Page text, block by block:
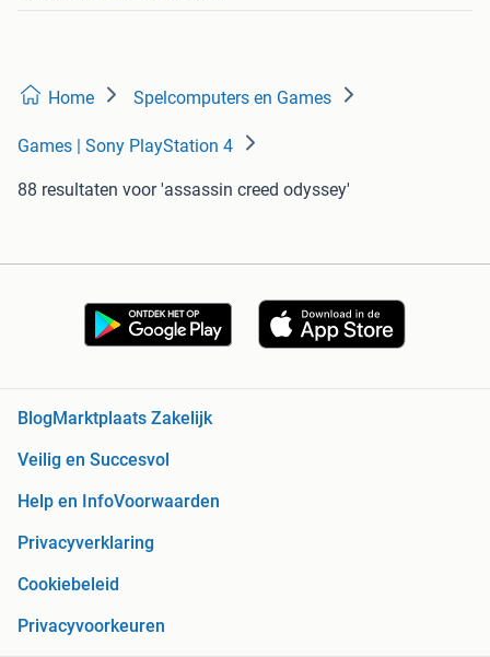
Home Spelcomputers en Games
Games | Sony PlayStation 4
88 resultaten voor 'assassin creed odyssey'
BlogMarktplaats Zakelijk
Veilig en Succesvol
Help en InfoVoorwaarden
Privacyverklaring
Cookiebeleid
Privacyvoorkeuren